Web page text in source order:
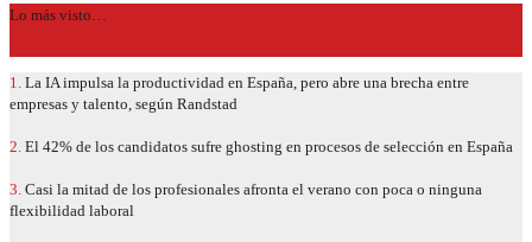
Lo más visto…
1. La IA impulsa la productividad en España, pero abre una brecha entre
empresas y talento, según Randstad
2. El 42% de los candidatos sufre ghosting en procesos de selección en España
3. Casi la mitad de los profesionales afronta el verano con poca o ninguna
flexibilidad laboral